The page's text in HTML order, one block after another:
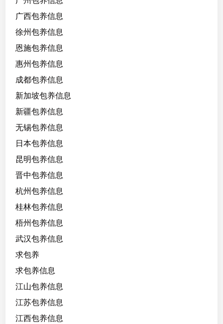
广西包养信息
徐州包养信息
恩施包养信息
惠州包养信息
成都包养信息
新加坡包养信息
新疆包养信息
无锡包养信息
日本包养信息
昆明包养信息
晋中包养信息
杭州包养信息
桂林包养信息
梧州包养信息
武汉包养信息
求包养
求包养信息
江山包养信息
江苏包养信息
江西包养信息